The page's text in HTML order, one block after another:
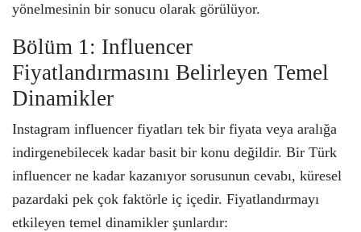
yönelmesinin bir sonucu olarak görülüyor.
Bölüm 1: Influencer
Fiyatlandırmasını Belirleyen Temel
Dinamikler
Instagram influencer fiyatları tek bir fiyata veya aralığa
indirgenebilecek kadar basit bir konu değildir. Bir Türk
influencer ne kadar kazanıyor sorusunun cevabı, küresel
pazardaki pek çok faktörle iç içedir. Fiyatlandırmayı
etkileyen temel dinamikler şunlardır: